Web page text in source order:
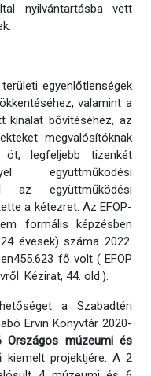
nyilvántartásba vett
egyenlőtlenségek
valamint a
kínálat bővítéséhez, az
megvalósítóknak
öt, legfeljebb tizenkét
együttműködési
az együttműködési
a kétezret. Az EFOP-
formális képzésben
évesek) száma 2022.
fő volt ( EFOP
Kézirat, 44. old.).
a Szabadtéri
Ervin Könyvtár 2020-
Országos múzeumi és
kiemelt projektjére. A 2